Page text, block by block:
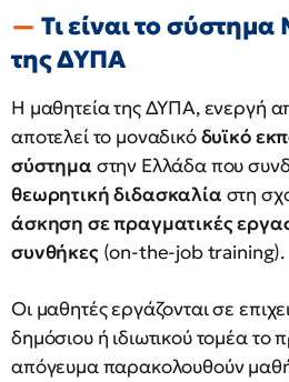
Τι είναι το
της ΔΥΠΑ
Η μαθητεία της ΔΥΠΑ, ενεργή
αποτελεί το μοναδικόδυϊκό
σύστημα στην Ελλάδα που
θεωρητική διδασκαλία στη
άσκηση σε πραγματικές
συνθήκες(on-the-job training).
Οι μαθητές εργάζονται σε
δημόσιου ή ιδιωτικού τομέα το
απόγευμα παρακολουθούν